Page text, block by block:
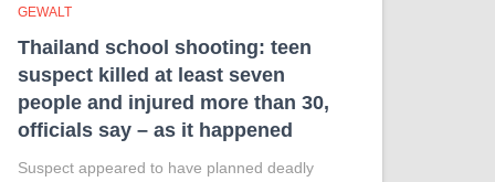
GEWALT
Thailand school shooting: teen
suspect killed at least seven
people and injured more than 30,
officials say – as it happened
Suspect appeared to have planned deadly